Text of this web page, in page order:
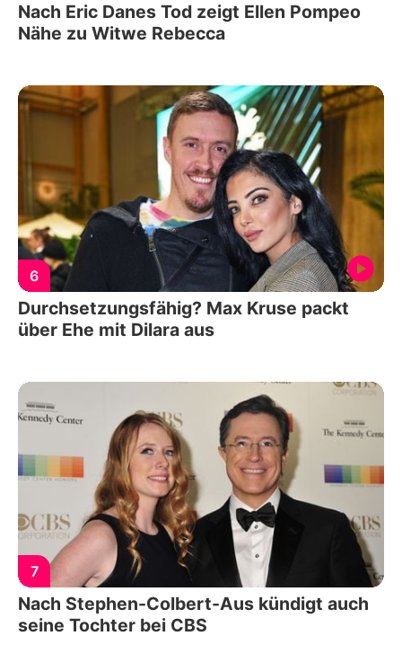
Nach Eric Danes Tod zeigt Ellen Pompeo
Nähe zu Witwe Rebecca
6
Durchsetzungsfähig? Max Kruse packt
über Ehe mit Dilara aus
7
Nach Stephen-Colbert-Aus kündigt auch
seine Tochter bei CBS